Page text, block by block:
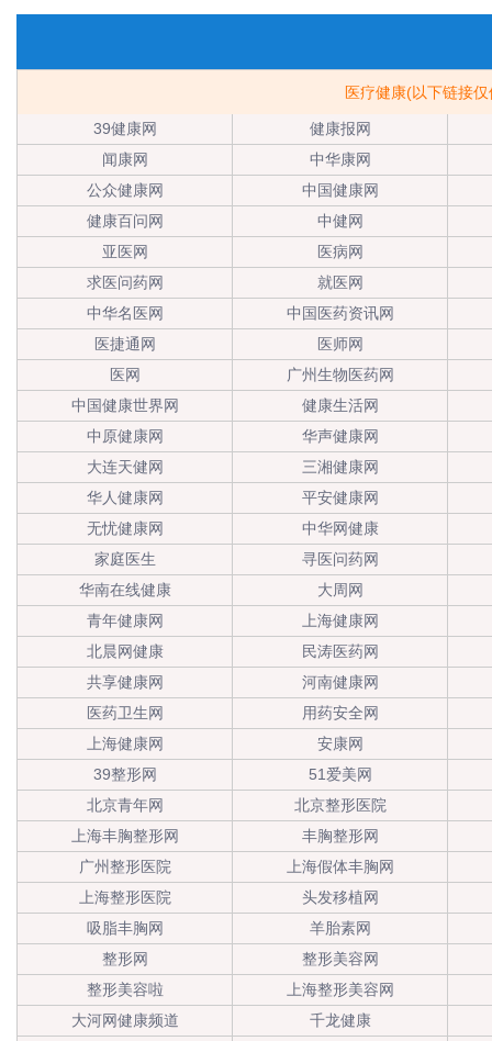
医疗健康(以下链接
39健康网
健康报网
闻康网
中华康网
公众健康网
中国健康网
健康百问网
中健网
亚医网
医病网
求医问药网
就医网
中华名医网
中国医药资讯网
医捷通网
医师网
医网
广州生物医药网
中国健康世界网
健康生活网
中原健康网
华声健康网
大连天健网
三湘健康网
华人健康网
平安健康网
无忧健康网
中华网健康
家庭医生
寻医问药网
华南在线健康
大周网
青年健康网
上海健康网
北晨网健康
民涛医药网
共享健康网
河南健康网
医药卫生网
用药安全网
上海健康网
安康网
39整形网
51爱美网
北京青年网
北京整形医院
上海丰胸整形网
丰胸整形网
广州整形医院
上海假体丰胸网
上海整形医院
头发移植网
吸脂丰胸网
羊胎素网
整形网
整形美容网
整形美容啦
上海整形美容网
大河网健康频道
千龙健康